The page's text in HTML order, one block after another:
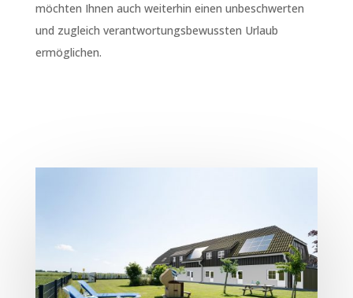
möchten Ihnen auch weiterhin einen unbeschwerten
und zugleich verantwortungsbewussten Urlaub
ermöglichen.